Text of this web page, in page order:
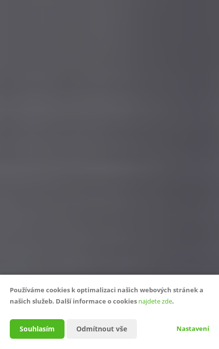
Používáme cookies k optimalizaci našich webových stránek a
našich služeb. Další informace o cookies najdete zde.
Souhlasím Odmítnout vše Nastavení